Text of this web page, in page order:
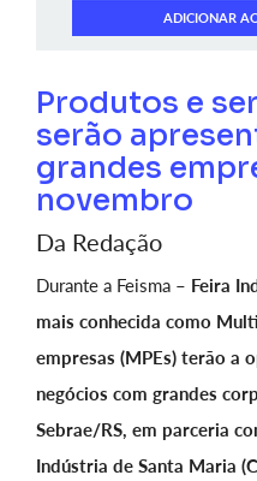
ADICIONAR
Produtos e
serão
grandes
novembro
Da Redação
Durante a Feisma – Feira
mais conhecida como
empresas (MPEs) terão a
negócios com grandes
Sebrae/RS, em parceria
Indústria de Santa Maria